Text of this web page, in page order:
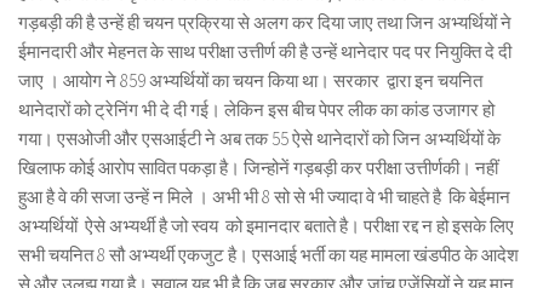
गड़बड़ी की है उन्हें ही चयन प्रक्रिया से अलग कर दिया जाए तथा जिन अभ्यर्थियों ने
ईमानदारी और मेहनत के साथ परीक्षा उत्तीर्ण की है उन्हें थाने‌दार पद पर नियुक्ति दे दी
जाए । आयोग ने 859 अभ्यर्थियों का चयन किया था। सरकार द्वारा इन चयनित
थानेदारों को ट्रेनिंग भी दे दी गई। लेकिन इस बीच पेपर लीक का कांड उजागर हो
गया। एसओजी और एसआईटी ने अब तक 55 ऐसे थानेदारों को जिन अभ्यर्थियों के
खिलाफ कोई आरोप सावित पकड़ा है। जिन्होनें गड़बड़ी कर परीक्षा उत्तीर्णकी। नहीं
हुआ है वे की सजा उन्हें न मिले । अभी भी 8 सो से भी ज्यादा वे भी चाहते है कि बेईमान
अभ्यर्थियों ऐसे अभ्यर्थी है जो स्वय को इमानदार बताते है। परीक्षा रद्द न हो इसके लिए
सभी चयनित 8 सौ अभ्यर्थी एकजुट है। एसआई भर्ती का यह मामला खंडपीठ के आदेश